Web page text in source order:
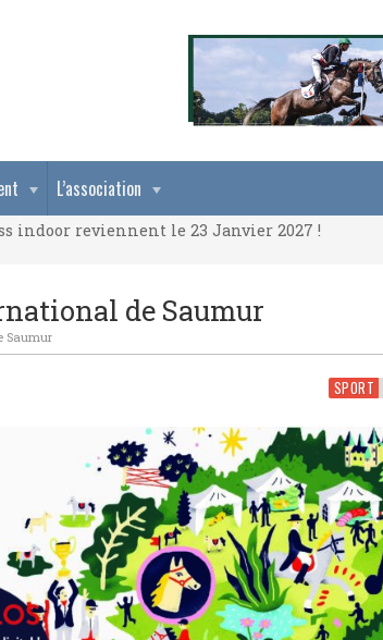
L’association
indoor reviennent le 23 Janvier 2027 !
indoor reviennent le 23 Janvier 2027 !
de Saumur
Saumur
SPORT